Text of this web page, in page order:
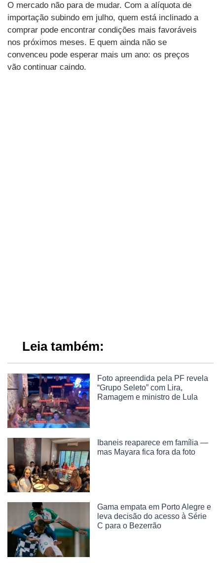
O mercado não para de mudar. Com a alíquota de
importação subindo em julho, quem está inclinado a
comprar pode encontrar condições mais favoráveis
nos próximos meses. E quem ainda não se
convenceu pode esperar mais um ano: os preços
vão continuar caindo.
Leia também:
Foto apreendida pela PF revela
“Grupo Seleto” com Lira,
Ramagem e ministro de Lula
Ibaneis reaparece em família —
mas Mayara fica fora da foto
Gama empata em Porto Alegre e
leva decisão do acesso à Série
C para o Bezerrão